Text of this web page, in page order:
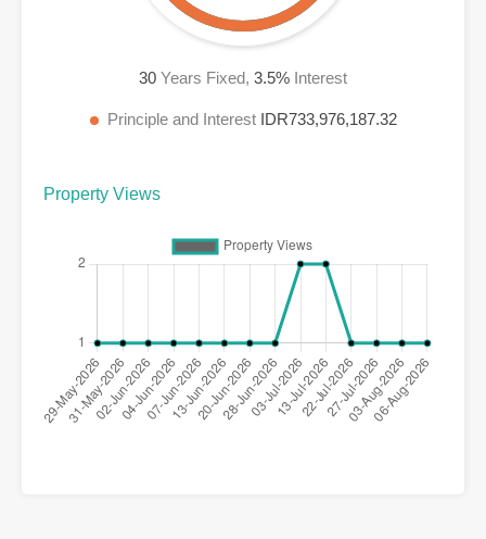
30 Years Fixed, 3.5% Interest
Principle and Interest IDR733,976,187.32
Property Views